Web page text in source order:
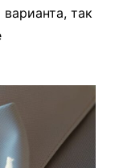
так